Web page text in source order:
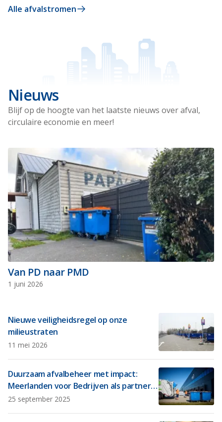
Alle afvalstromen
Nieuws
Blijf op de hoogte van het laatste nieuws over afval,
circulaire economie en meer!
Van PD naar PMD
1 juni 2026
Nieuwe veiligheidsregel op onze
milieustraten
11 mei 2026
Duurzaam afvalbeheer met impact:
Meerlanden voor Bedrijven als partner
in circulariteit
25 september 2025